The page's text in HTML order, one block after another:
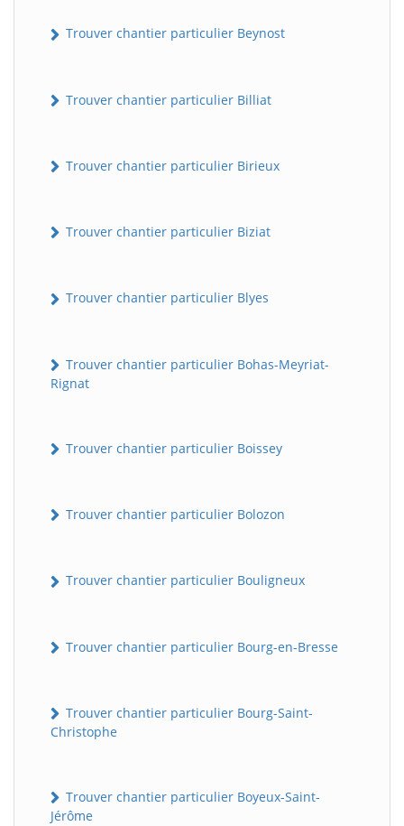
Trouver chantier particulier Beynost
Trouver chantier particulier Billiat
Trouver chantier particulier Birieux
Trouver chantier particulier Biziat
Trouver chantier particulier Blyes
Trouver chantier particulier Bohas-Meyriat-
Rignat
Trouver chantier particulier Boissey
Trouver chantier particulier Bolozon
Trouver chantier particulier Bouligneux
Trouver chantier particulier Bourg-en-Bresse
Trouver chantier particulier Bourg-Saint-
Christophe
Trouver chantier particulier Boyeux-Saint-
Jérôme